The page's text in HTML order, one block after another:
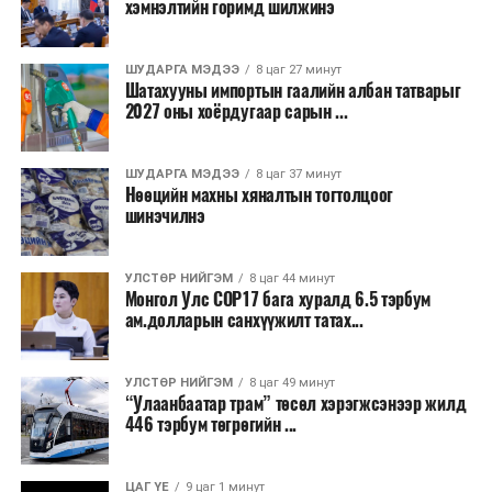
ТЭРЭЛЖ ОРЧМООР:Багавтар үүлтэй.
Бороо орохгүй. Салхи баруун хойноос
секундэд 4-9 метр. 25-27 хэм дулаан
байна.
2026 оны наймдугаар сарын 07-ноос
2026 оны наймдугаар сарын 11-нийг хүртэлх
цаг агаарын урьдчилсан төлөв
Наймдугаар сарын 7-нд баруун болон төвийн
аймгуудын нутгийн хойд хэсгээр, 8-нд баруун
аймгуудын нутгийн хойд хэсэг, төвийн
аймгуудын нутгийн зарим газраар, 9-нд баруун
аймгуудын нутгийн зүүн, говийн аймгуудын
нутгийн хойд, зүүн аймгуудын нутгийн баруун
хэсэг, төвийн аймгуудын ихэнх нутгаар, 10-нд
төв, зүүн, говийн аймгуудын ихэнх нутгаар
бороо, дуу цахилгаантай аадар бороо орно. Салхи
ихэнх хугацаанд секундэд 5-10 метр, 9-нд
хэмнэлтийн горимд шилжинэ
ШУДАРГА МЭДЭЭ 8 цаг 27 минут
Шатахууны импортын гаалийн албан татварыг
2027 оны хоёрдугаар сарын ...
ШУДАРГА МЭДЭЭ 8 цаг 37 минут
Нөөцийн махны хяналтын тогтолцоог
шинэчилнэ
УЛСТӨР НИЙГЭМ 8 цаг 44 минут
Монгол Улс COP17 бага хуралд 6.5 тэрбум
ам.долларын санхүүжилт татах...
УЛСТӨР НИЙГЭМ 8 цаг 49 минут
“Улаанбаатар трам” төсөл хэрэгжсэнээр жилд
446 тэрбум төгрөгийн ...
ЦАГ ҮЕ 9 цаг 1 минут